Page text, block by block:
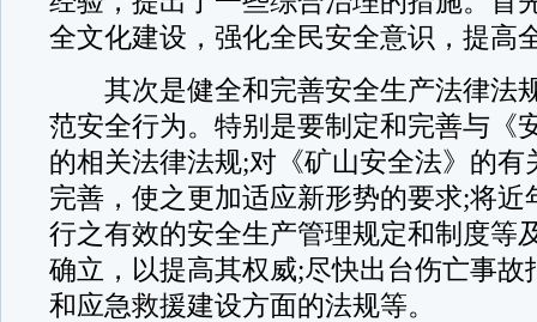
全文化建设，强化全民安全意识，提高
其次是健全和完善安全生产法律法
范安全行为。特别是要制定和完善与《
的相关法律法规;对《矿山安全法》的有
完善，使之更加适应新形势的要求;将近
行之有效的安全生产管理规定和制度等
确立，以提高其权威;尽快出台伤亡事故
和应急救援建设方面的法规等。